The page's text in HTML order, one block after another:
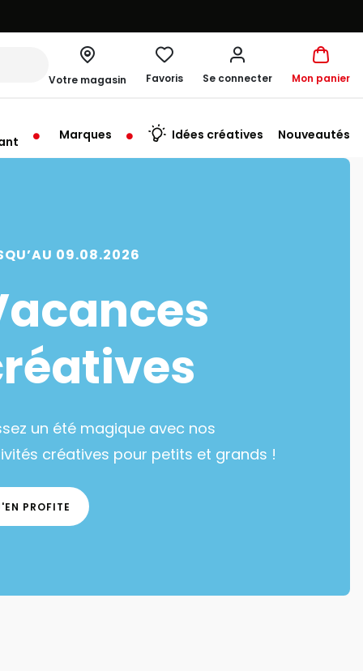
Votre magasin
à 19:30
Favoris Se connecter Mon panier
Marques Idées créatives Nouveautés
09.08.2026
un été magique avec nos
créatives pour petits et grands !
PROFITE